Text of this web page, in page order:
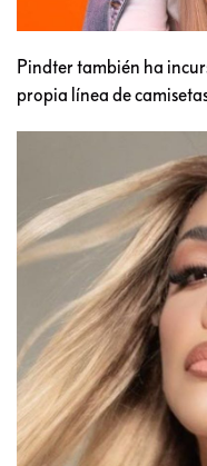
Pindter también ha
propia línea de